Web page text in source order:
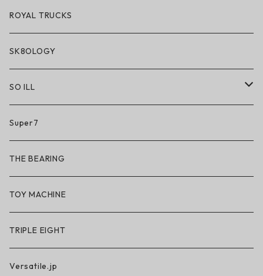
ROYAL TRUCKS
SK8OLOGY
SO ILL
So iLL
So iLL × ON THE ROAM
BN3TH × So iLL × ON THE ROAM
Super7
THE BEARING
TOY MACHINE
TRIPLE EIGHT
Versatile.jp